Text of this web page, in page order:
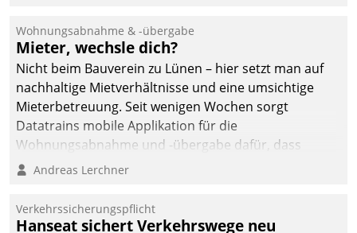
und Beschwerde-Management einen eigenen Kanal
ein.
Wohnungsabnahme & -übergabe
Mieter, wechsle dich?
Nicht beim Bauverein zu Lünen – hier setzt man auf
nachhaltige Mietverhältnisse und eine umsichtige
Mieterbetreuung. Seit wenigen Wochen sorgt
Datatrains mobile Applikation für die
Wohnungsabnahme und -übergabe dafür, dass
Mieter wohlgeordnet kommen und, so es sein muss,
Andreas Lerchner
Verkehrssicherungspflicht
Hanseat sichert Verkehrswege neu